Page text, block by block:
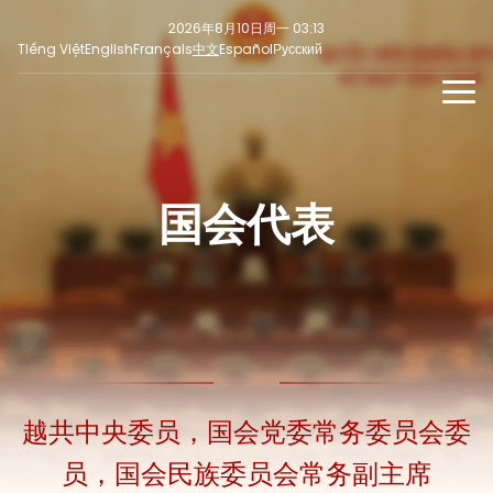
2026年8月10日周一 03:13
Tiếng ViệtEnglishFrançais中文EspañolРусский
最新
焦点
意见
社交新闻
新闻稿
国会代表
越共中央委员，国会党委常务委员会委
员，国会民族委员会常务副主席